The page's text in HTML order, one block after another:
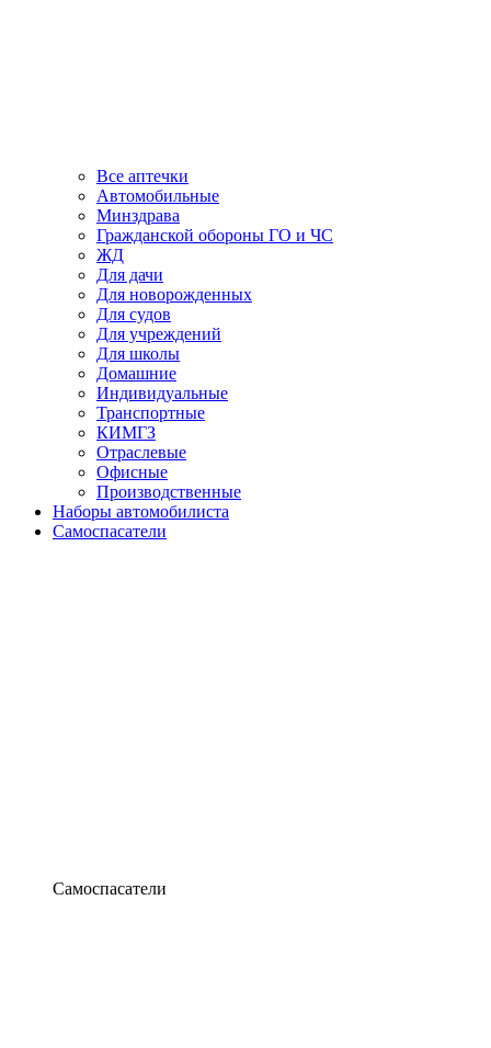
Все аптечки
Автомобильные
Минздрава
Гражданской обороны ГО и ЧС
ЖД
Для дачи
Для новорожденных
Для судов
Для учреждений
Для школы
Домашние
Индивидуальные
Транспортные
КИМГЗ
Отраслевые
Офисные
Производственные
Наборы автомобилиста
Самоспасатели
Самоспасатели